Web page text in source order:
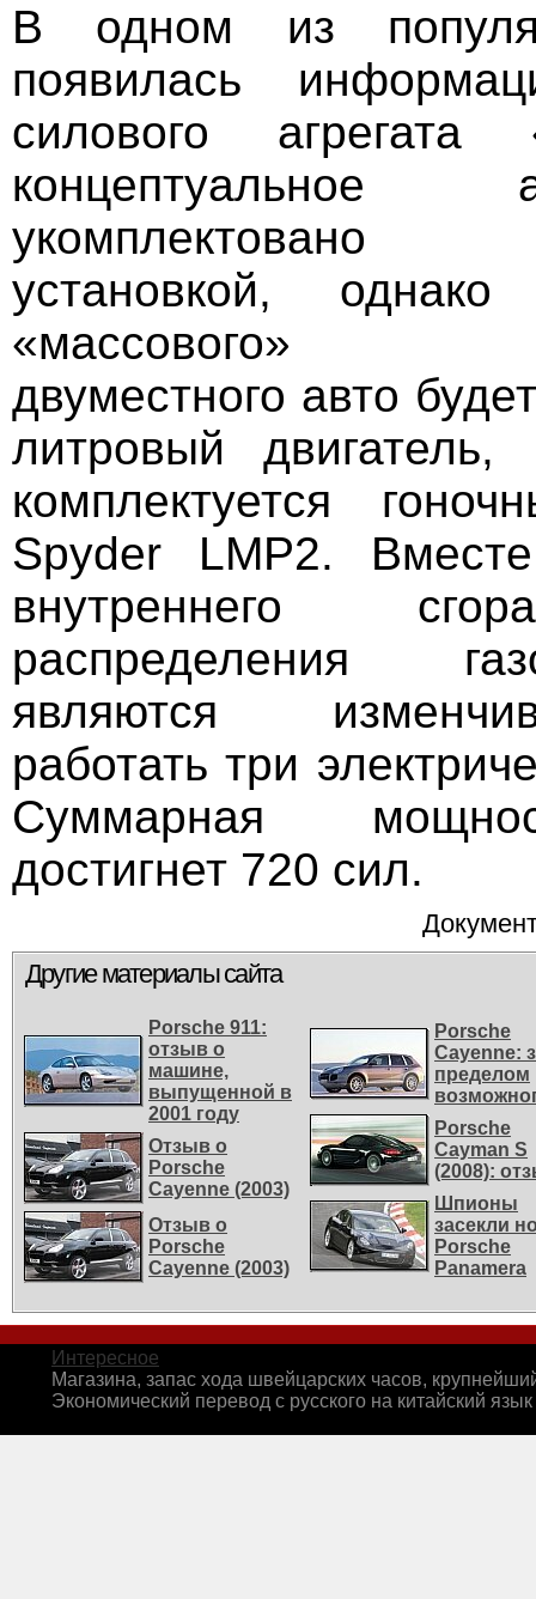
В одном из
появилась
силового агрегата
укомплектовано
установкой,
«массового»
двуместного авто
литровый двигатель,
комплектуется
Spyder LMP2.
внутреннего
распределения
являются
работать три
Суммарная
достигнет 720 сил.
Другие материалы сайта
Porsche 911:
отзыв о
машине,
выпущенной в
2001 году
Отзыв о
Porsche
Cayenne (2003)
Отзыв о
Porsche
Cayenne (2003)
Porsche
Cayenne:
пределом
Porsche
Cayman S
(2008):
Шпионы
засекли
Porsche
Panamera
Интересное
Магазина, запас хода швейцарских часов,
Экономический перевод с русского на китайский